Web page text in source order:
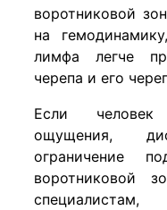
воротниковой
на
лимфа легче
черепа и его
Если человек
ощущения,
ограничение
воротниковой